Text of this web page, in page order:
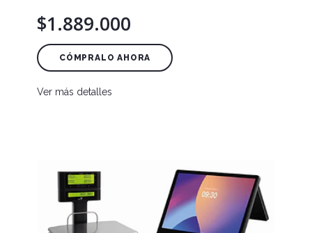
$1.889.000
CÓMPRALO AHORA
Ver más detalles